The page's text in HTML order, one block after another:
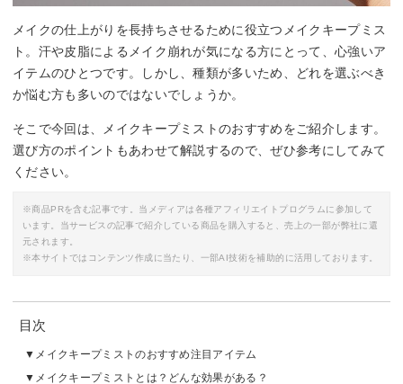
メイクの仕上がりを長持ちさせるために役立つメイクキープミス
ト。汗や皮脂によるメイク崩れが気になる方にとって、心強いア
イテムのひとつです。しかし、種類が多いため、どれを選ぶべき
か悩む方も多いのではないでしょうか。
そこで今回は、メイクキープミストのおすすめをご紹介します。
選び方のポイントもあわせて解説するので、ぜひ参考にしてみて
ください。
※商品PRを含む記事です。当メディアは各種アフィリエイトプログラムに参加して
います。当サービスの記事で紹介している商品を購入すると、売上の一部が弊社に還
元されます。
※本サイトではコンテンツ作成に当たり、一部AI技術を補助的に活用しております。
目次
メイクキープミストのおすすめ注目アイテム
メイクキープミストとは？どんな効果がある？